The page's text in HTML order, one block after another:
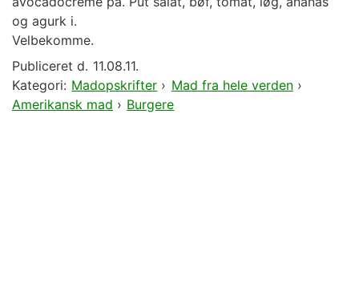
og agurk i.
Velbekomme.
Publiceret d. 11.08.11.
Kategori: Madopskrifter › Mad fra hele verden›
Amerikansk mad › Burgere